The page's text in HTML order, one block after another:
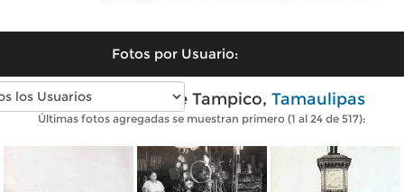
Fotos por Usuario:
Fotos antiguas de Tampico, Tamaulipas
Últimas fotos agregadas se muestran primero (1 al 24 de 517):